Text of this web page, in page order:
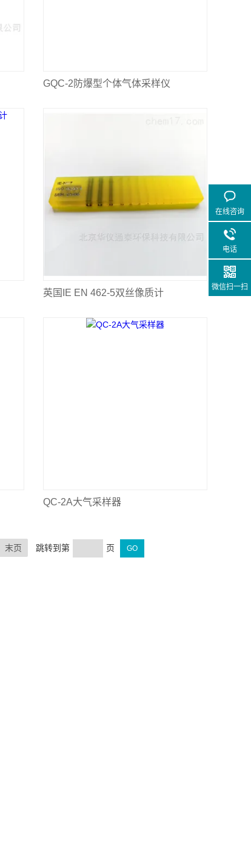
GQC-2防爆型个体气体采样仪
英国IE EN 462-5双丝像质计
QC-2A大气采样器
末页 跳转到第 页
在线咨询
电话
微信扫一扫